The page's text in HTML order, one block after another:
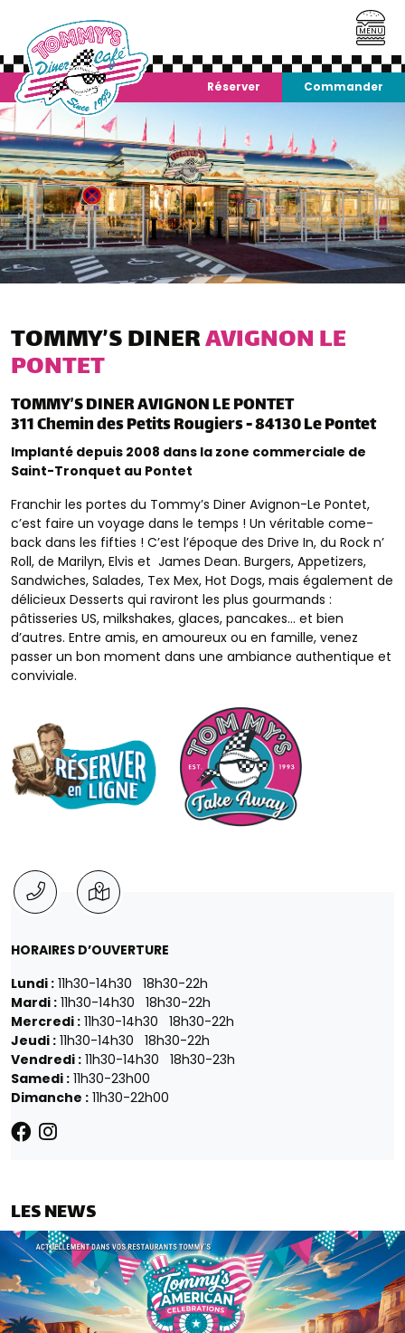
MENU
Réserver Commander
HORAIRES D’OUVERTURE
Lundi : 11h30-14h30 18h30-22h
Mardi : 11h30-14h30 18h30-22h
Mercredi : 11h30-14h30 18h30-22h
Jeudi : 11h30-14h30 18h30-22h
Vendredi : 11h30-14h30 18h30-23h
Samedi : 11h30-23h00
Dimanche : 11h30-22h00
TOMMY’S DINERAVIGNON LE
PONTET
TOMMY’S DINER AVIGNON LE PONTET
311 Chemin des Petits Rougiers - 84130 Le Pontet
Implanté depuis 2008 dans la zone commerciale de
Saint-Tronquet au Pontet
Franchir les portes du Tommy’s Diner Avignon-Le Pontet,
c’est faire un voyage dans le temps ! Un véritable come-
back dans les fifties ! C’est l’époque des Drive In, du Rock n’
Roll, de Marilyn, Elvis et James Dean. Burgers, Appetizers,
Sandwiches, Salades, Tex Mex, Hot Dogs, mais également de
délicieux Desserts qui raviront les plus gourmands :
pâtisseries US, milkshakes, glaces, pancakes… et bien
d’autres. Entre amis, en amoureux ou en famille, venez
passer un bon moment dans une ambiance authentique et
conviviale.
LES NEWS